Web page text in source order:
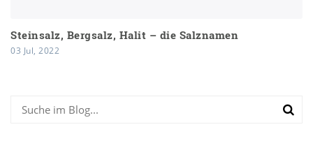
Steinsalz, Bergsalz, Halit – die Salznamen
03 Jul, 2022